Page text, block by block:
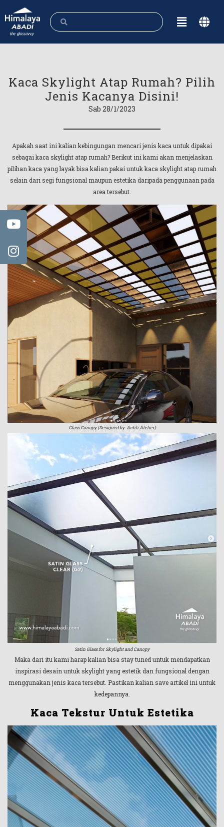
Kaca Skylight Atap Rumah? Pilih
Jenis Kacanya Disini!
Sab 28/1/2023
Apakah saat ini kalian kebingungan mencari jenis kaca untuk dipakai
sebagai kaca skylight atap rumah? Berikut ini kami akan menjelaskan
pilihan kaca yang layak bisa kalian pakai untuk kaca skylight atap rumah
selain dari segi fungsional maupun estetika daripada penggunaan pada
area tersebut.
Glass Canopy (Designed by: Achli Atelier)
Satin Glass for Skylight and Canopy
Maka dari itu kami harap kalian bisa stay tuned untuk mendapatkan
inspirasi desain untuk skylight yang estetik dan fungsional dengan
menggunakan jenis kaca tersebut. Pastikan kalian save artikel ini untuk
kedepannya.
Kaca Tekstur Untuk Estetika